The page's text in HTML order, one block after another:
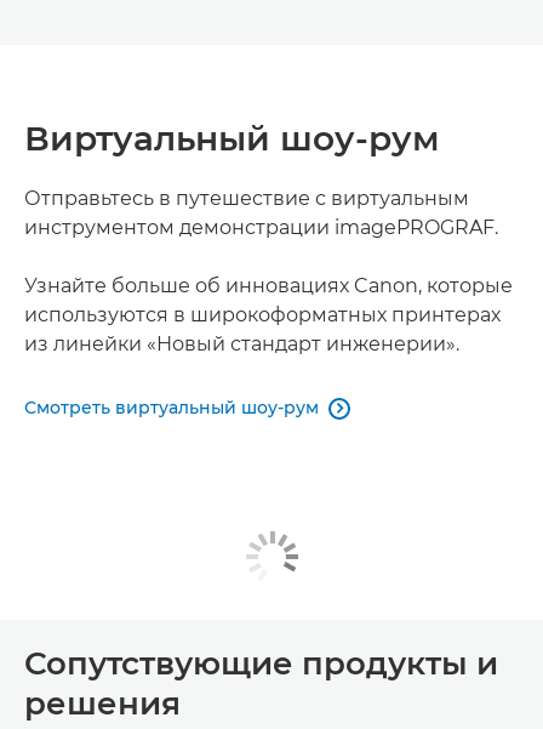
Виртуальный шоу-рум
Отправьтесь в путешествие с виртуальным
инструментом демонстрации imagePROGRAF.
Узнайте больше об инновациях Canon, которые
используются в широкоформатных принтерах
из линейки «Новый стандарт инженерии».
Смотреть виртуальный шоу-рум 
Сопутствующие продукты и
решения